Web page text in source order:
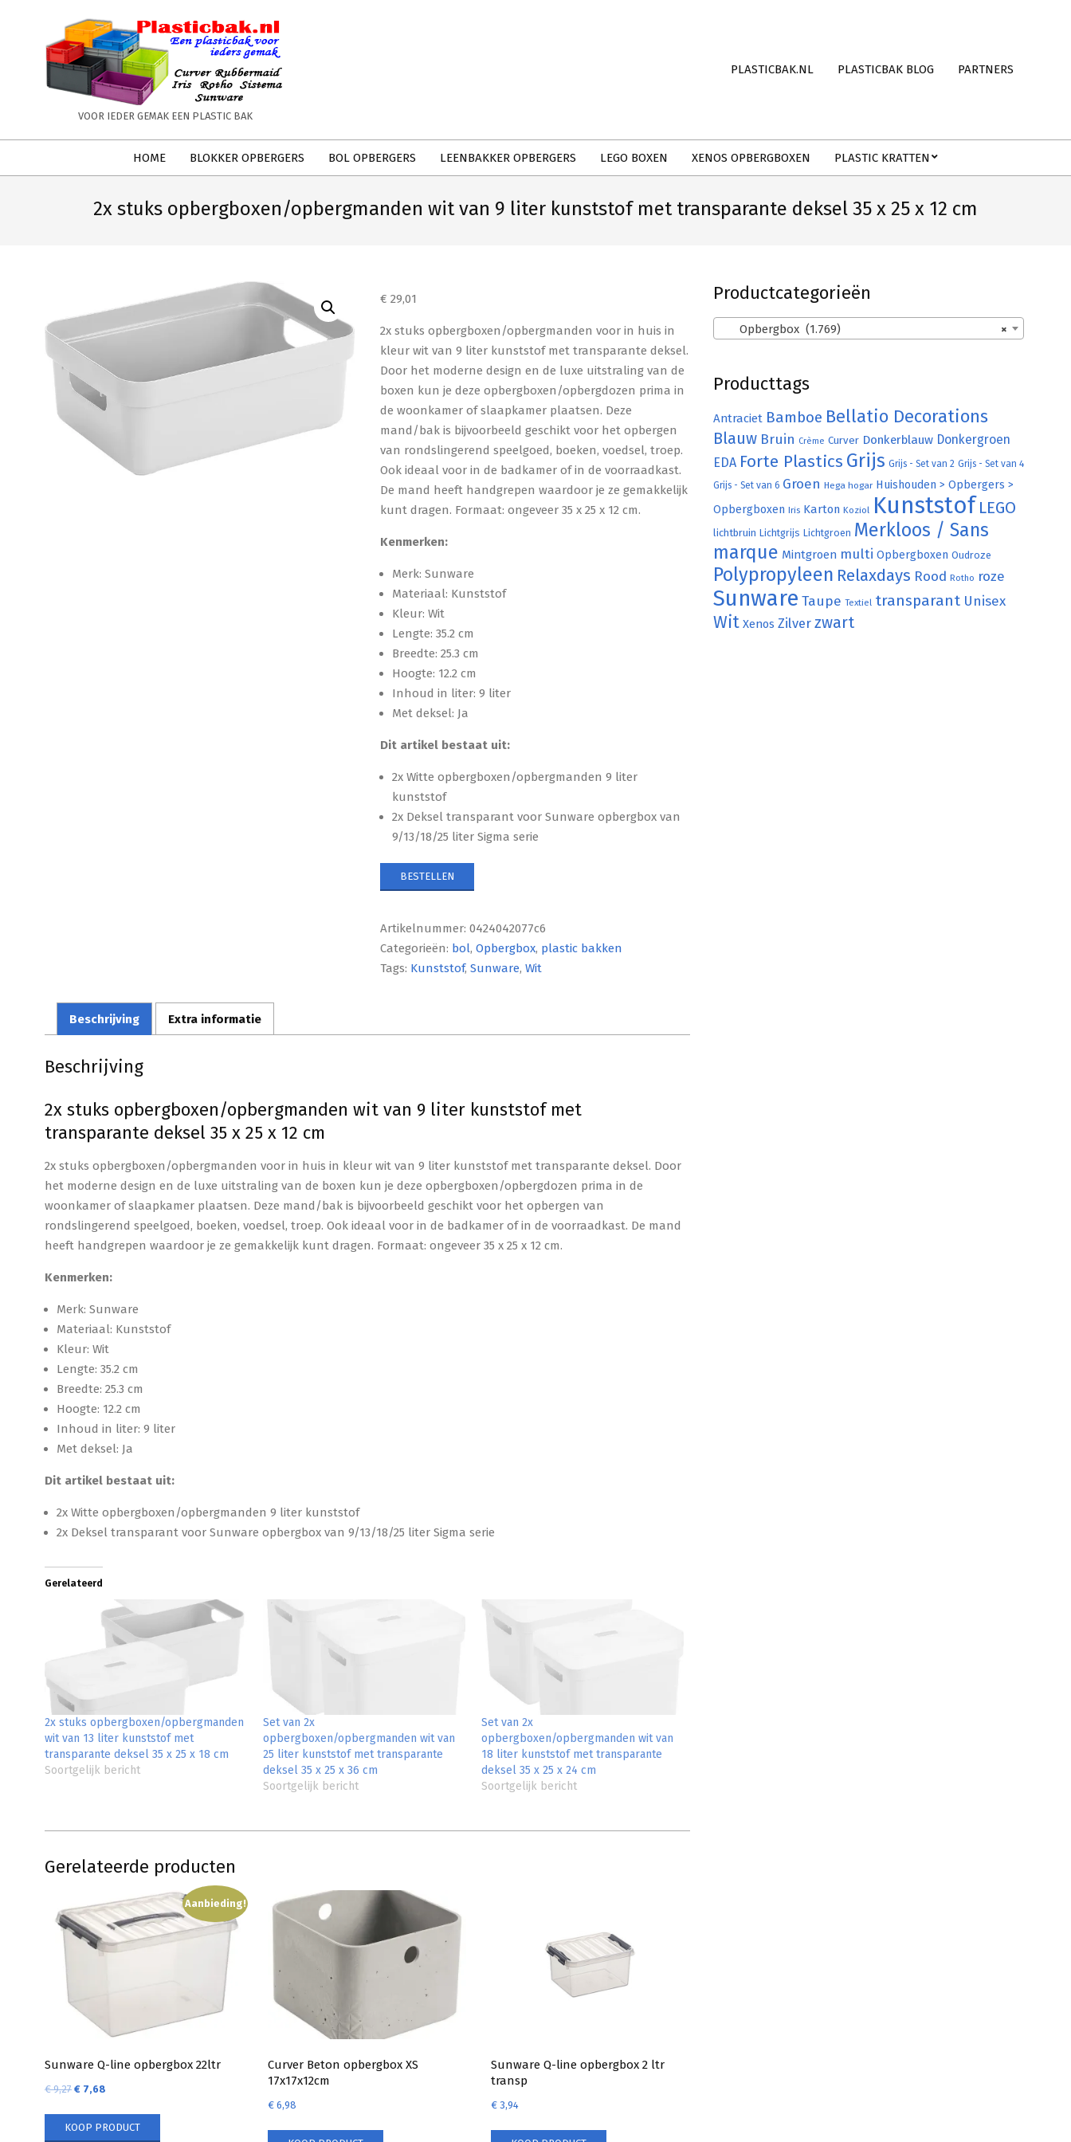
PLASTICBAK.NL
VOOR IEDER GEMAK EEN PLASTIC BAK
PLASTICBAK.NL PLASTICBAK BLOG PARTNERS
HOME BLOKKER OPBERGERS BOL OPBERGERS LEENBAKKER OPBERGERS LEGO BOXEN XENOS OPBERGBOXEN PLASTIC KRATTEN
2x stuks opbergboxen/opbergmanden wit van 9 liter kunststof met transparante deksel 35 x 25 x 12 cm
€ 29,01
2x stuks opbergboxen/opbergmanden voor in huis in
kleur wit van 9 liter kunststof met transparante deksel.
Door het moderne design en de luxe uitstraling van de
boxen kun je deze opbergboxen/opbergdozen prima in
de woonkamer of slaapkamer plaatsen. Deze
mand/bak is bijvoorbeeld geschikt voor het opbergen
van rondslingerend speelgoed, boeken, voedsel, troep.
Ook ideaal voor in de badkamer of in de voorraadkast.
De mand heeft handgrepen waardoor je ze gemakkelijk
kunt dragen. Formaat: ongeveer 35 x 25 x 12 cm.
Kenmerken:
Merk: Sunware
Materiaal: Kunststof
Kleur: Wit
Lengte: 35.2 cm
Breedte: 25.3 cm
Hoogte: 12.2 cm
Inhoud in liter: 9 liter
Met deksel: Ja
Dit artikel bestaat uit:
2x Witte opbergboxen/opbergmanden 9 liter
kunststof
2x Deksel transparant voor Sunware opbergbox van
9/13/18/25 liter Sigma serie
BESTELLEN
Artikelnummer:0424042077c6
Categorieën: bol,Opbergbox, plastic bakken
Tags: Kunststof,Sunware,Wit
Beschrijving Extra informatie
Beschrijving
2x stuks opbergboxen/opbergmanden wit van 9 liter kunststof met
transparante deksel 35 x 25 x 12 cm
2x stuks opbergboxen/opbergmanden voor in huis in kleur wit van 9 liter kunststof met transparante deksel. Door
het moderne design en de luxe uitstraling van de boxen kun je deze opbergboxen/opbergdozen prima in de
woonkamer of slaapkamer plaatsen. Deze mand/bak is bijvoorbeeld geschikt voor het opbergen van
rondslingerend speelgoed, boeken, voedsel, troep. Ook ideaal voor in de badkamer of in de voorraadkast. De mand
heeft handgrepen waardoor je ze gemakkelijk kunt dragen. Formaat: ongeveer 35 x 25 x 12 cm.
Kenmerken:
Merk: Sunware
Materiaal: Kunststof
Kleur: Wit
Lengte: 35.2 cm
Breedte: 25.3 cm
Hoogte: 12.2 cm
Inhoud in liter: 9 liter
Met deksel: Ja
Dit artikel bestaat uit:
2x Witte opbergboxen/opbergmanden 9 liter kunststof
2x Deksel transparant voor Sunware opbergbox van 9/13/18/25 liter Sigma serie
Gerelateerd
2x stuks opbergboxen/opbergmanden
wit van 13 liter kunststof met
transparante deksel 35 x 25 x 18 cm
Soortgelijk bericht
Set van 2x
opbergboxen/opbergmanden wit van
25 liter kunststof met transparante
deksel 35 x 25 x 36 cm
Soortgelijk bericht
Set van 2x
opbergboxen/opbergmanden wit van
18 liter kunststof met transparante
deksel 35 x 25 x 24 cm
Soortgelijk bericht
Gerelateerde producten
Aanbieding!
Sunware Q-line opbergbox 22ltr
€9,27 € 7,68
KOOP PRODUCT
Curver Beton opbergbox XS
17x17x12cm
€6,98
Sunware Q-line opbergbox 2 ltr
transp
€3,94
Productcategorieën
×
Opbergbox (1.769)
Producttags
Antraciet Bamboe Bellatio Decorations
Blauw Bruin Crème Curver Donkerblauw Donkergroen
EDA Forte Plastics Grijs Grijs - Set van 2 Grijs - Set van 4
Grijs - Set van 6 Groen Hega hogar Huishouden > Opbergers >
Opbergboxen Iris Karton Koziol Kunststof LEGO
lichtbruin Lichtgrijs Lichtgroen Merkloos / Sans
marque Mintgroen multi Opbergboxen Oudroze
Polypropyleen Relaxdays Rood Rotho roze
Sunware Taupe Textiel transparant Unisex
Wit Xenos Zilver zwart